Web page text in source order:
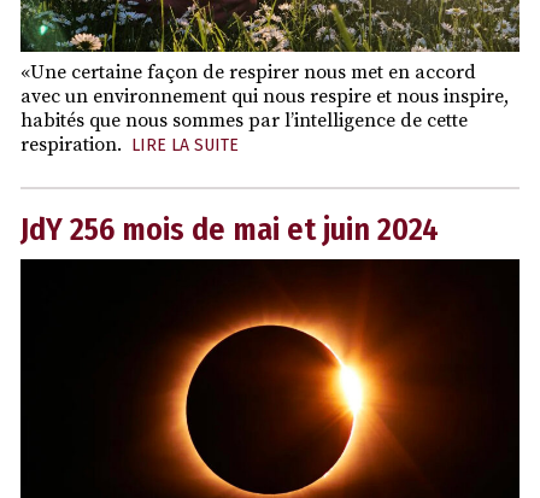
«Une certaine façon de respirer nous met en accord
avec un environnement qui nous respire et nous inspire,
habités que nous sommes par l’intelligence de cette
respiration. LIRE LA SUITE
JdY 256 mois de mai et juin 2024